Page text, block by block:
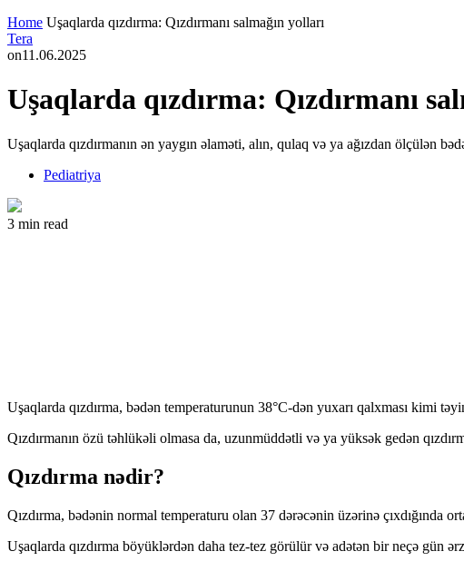
Home Uşaqlarda qızdırma: Qızdırmanı salmağın yolları
Tera
on11.06.2025
Uşaqlarda qızdırma: Qızdırmanı
Uşaqlarda qızdırmanın ən yaygın əlaməti, alın, qulaq və ya ağızdan ölçülən
Pediatriya
3 min read
Uşaqlarda qızdırma, bədən temperaturunun 38°C-dən yuxarı qalxması kimi
Qızdırmanın özü təhlükəli olmasa da, uzunmüddətli və ya yüksək gedən
Qızdırma nədir?
Qızdırma, bədənin normal temperaturu olan 37 dərəcənin üzərinə çıxdığında
Uşaqlarda qızdırma böyüklərdən daha tez-tez görülür və adətən bir neçə gün